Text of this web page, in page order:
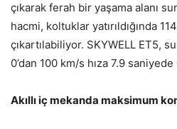
çıkarak ferah bir yaşama alanı
hacmi, koltuklar yatırıldığında
çıkartılabiliyor. SKYWELL ET5,
0’dan 100 km/s hıza 7.9
Akıllı iç mekanda maksimum